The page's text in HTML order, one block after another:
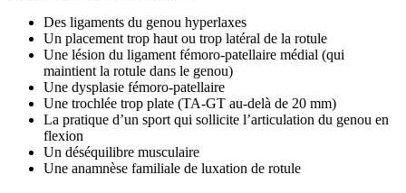
Des ligaments du genou hyperlaxes
Un placement trop haut ou trop latéral de la rotule
Une lésion du ligament fémoro-patellaire médial (qui
maintient la rotule dans le genou)
Une dysplasie fémoro-patellaire
Une trochlée trop plate (TA-GT au-delà de 20 mm)
La pratique d’un sport qui sollicite l’articulation du genou en
flexion
Un déséquilibre musculaire
Une anamnèse familiale de luxation de rotule